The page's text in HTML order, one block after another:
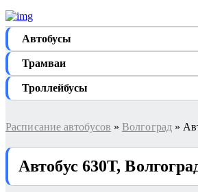
Автобуcы
Трамваи
Троллейбусы
Расписание автобусов » Волгоград »
Автобус 630Т,